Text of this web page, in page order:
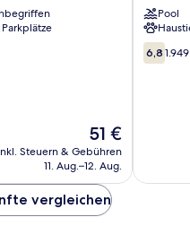
Der
Preis
beträgt
51 €
Steuern & Gebühren
11. Aug.–12. Aug.
Suites,
Orlando
Orlando
Pool
6.8
von
6,8
vergleichen